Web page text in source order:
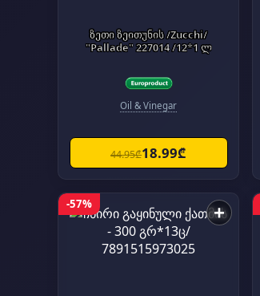
ზეთი ზეითუნის /Zucchi/
"Pallade" 227014 /12*1 ლ
Oil & Vinegar
44.95₾18.99₾
-57% +